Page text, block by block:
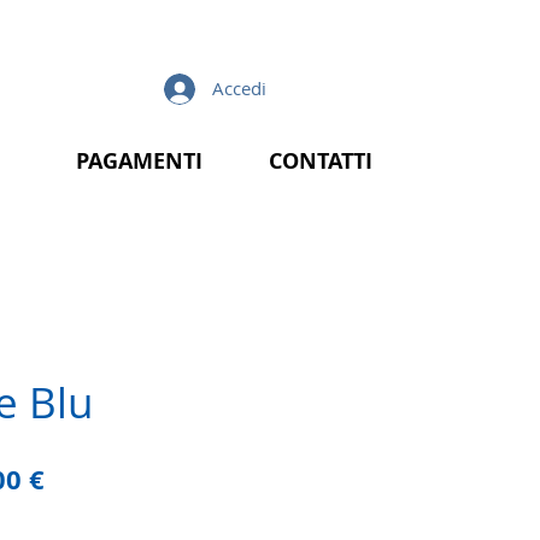
Accedi
PAGAMENTI CONTATTI
Blu
€Prezzo